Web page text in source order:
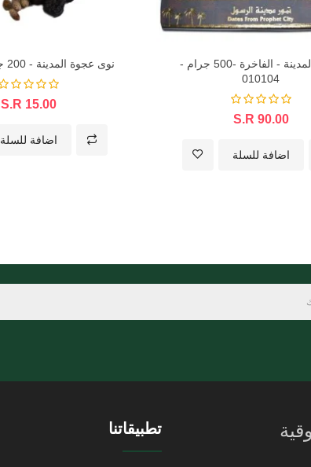
عجوة المدينة - الفاخرة -500 جرام -
010104
S.R 90.00
اضافة للسلة
نوى عجوة المدينة - 200 جم - 010919
S.R 15.00
اضافة للسلة
تطبيقاتنا